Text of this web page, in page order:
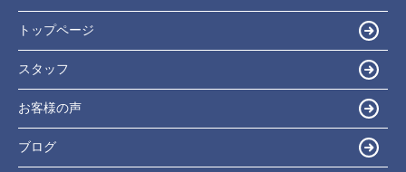
トップページ
スタッフ
お客様の声
ブログ